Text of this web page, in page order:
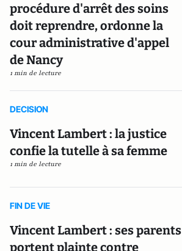
procédure d'arrêt des soins
doit reprendre, ordonne la
cour administrative d'appel
de Nancy
1 min de lecture
DECISION
Vincent Lambert : la justice
confie la tutelle à sa femme
1 min de lecture
FIN DE VIE
Vincent Lambert : ses parents
portent plainte contre